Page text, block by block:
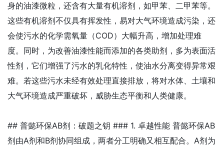
身的油漆微粒，还含有大量有机溶剂，如甲苯、二甲苯等。
这些有机溶剂不仅具有挥发性，易对大气环境造成污染，还
会使污水的化学需氧量（COD）大幅升高，增加处理难
度。同时，为改善油漆性能而添加的各类助剂，多为表面活
性剂，它们增强了污水的乳化特性，使油水分离变得异常艰
难。若这些污水未经有效处理直接排放，将对水体、土壤和
大气环境造成严重破坏，威胁生态平衡和人类健康。
## 普懿环保AB剂：破题之钥 ### 1. 卓越性能 普懿环保AB
剂由A剂和B剂协同组成，两者分工明确又相互配合。A剂为